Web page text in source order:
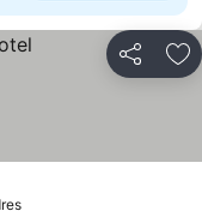
Partilhar